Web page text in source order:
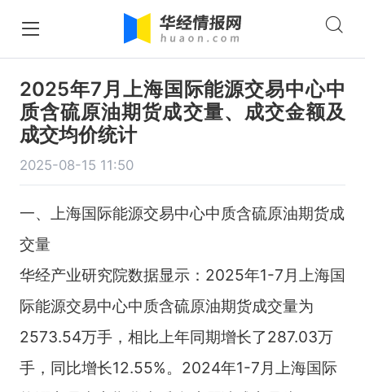
2025年7月上海国际能源交易中心中
质含硫原油期货成交量、成交金额及
成交均价统计
2025-08-15 11:50
一、上海国际能源交易中心中质含硫原油期货成
交量
华经产业研究院数据显示：2025年1-7月上海国
际能源交易中心中质含硫原油期货成交量为
2573.54万手，相比上年同期增长了287.03万
手，同比增长12.55%。2024年1-7月上海国际